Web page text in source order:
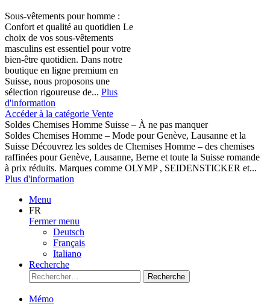
Sous-vêtements pour homme :
Confort et qualité au quotidien Le
choix de vos sous-vêtements
masculins est essentiel pour votre
bien-être quotidien. Dans notre
boutique en ligne premium en
Suisse, nous proposons une
sélection rigoureuse de... Plus
d'information
Accéder à la catégorie Vente
Soldes Chemises Homme Suisse – À ne pas manquer
Soldes Chemises Homme – Mode pour Genève, Lausanne et la
Suisse Découvrez les soldes de Chemises Homme – des chemises
raffinées pour Genève, Lausanne, Berne et toute la Suisse romande
à prix réduits. Marques comme OLYMP , SEIDENSTICKER et...
Plus d'information
Menu
FR
Fermer menu
Deutsch
Français
Italiano
Recherche
Recherche
Mémo